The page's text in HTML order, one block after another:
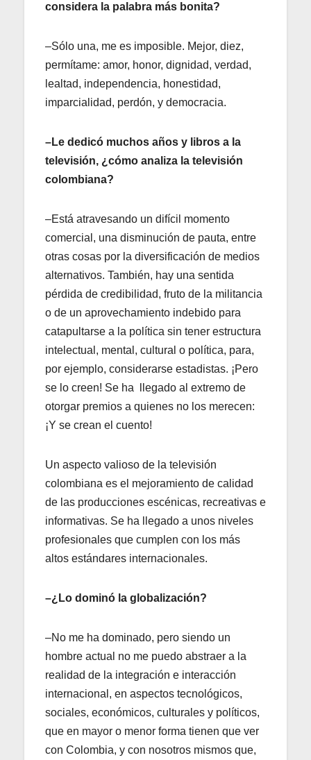
considera la palabra más bonita?
–Sólo una, me es imposible. Mejor, diez,
permítame: amor, honor, dignidad, verdad,
lealtad, independencia, honestidad,
imparcialidad, perdón, y democracia.
–Le dedicó muchos años y libros a la
televisión, ¿cómo analiza la televisión
colombiana?
–Está atravesando un difícil momento
comercial, una disminución de pauta, entre
otras cosas por la diversificación de medios
alternativos. También, hay una sentida
pérdida de credibilidad, fruto de la militancia
o de un aprovechamiento indebido para
catapultarse a la política sin tener estructura
intelectual, mental, cultural o política, para,
por ejemplo, considerarse estadistas. ¡Pero
se lo creen! Se ha llegado al extremo de
otorgar premios a quienes no los merecen:
¡Y se crean el cuento!
Un aspecto valioso de la televisión
colombiana es el mejoramiento de calidad
de las producciones escénicas, recreativas e
informativas. Se ha llegado a unos niveles
profesionales que cumplen con los más
altos estándares internacionales.
–¿Lo dominó la globalización?
–No me ha dominado, pero siendo un
hombre actual no me puedo abstraer a la
realidad de la integración e interacción
internacional, en aspectos tecnológicos,
sociales, económicos, culturales y políticos,
que en mayor o menor forma tienen que ver
con Colombia, y con nosotros mismos que,